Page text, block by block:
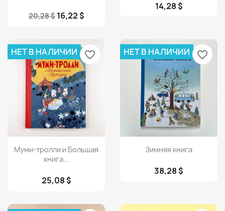
20,28 $ 16,22 $
14,28 $
Просмотр
Муми-тролли и Большая
книга...
25,08 $
НЕТ В НАЛИЧИИ favorite_border
Просмотр
Зимняя книга
38,28 $
НЕТ В НАЛИЧИИ favorite_border